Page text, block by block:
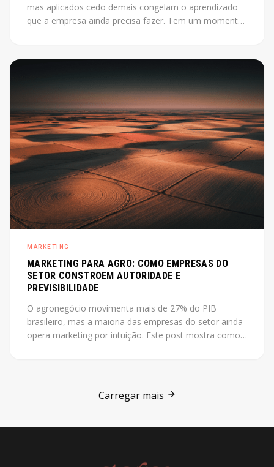
mas aplicados cedo demais congelam o aprendizado
que a empresa ainda precisa fazer. Tem um momento
montar um sistema, industrializar. Só que esse instinto,
a empresa ainda precisa descobrir.
MARKETING
MARKETING PARA AGRO: COMO EMPRESAS DO
SETOR CONSTROEM AUTORIDADE E
PREVISIBILIDADE
O agronegócio movimenta mais de 27% do PIB
brasileiro, mas a maioria das empresas do setor ainda
opera marketing por intuição. Este post mostra como
Carregar mais